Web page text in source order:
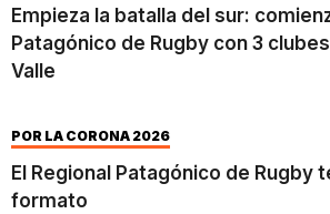
Empieza la batalla del sur:
Patagónico de Rugby con 3
Valle
POR LA CORONA 2026
El Regional Patagónico de Rugby
formato